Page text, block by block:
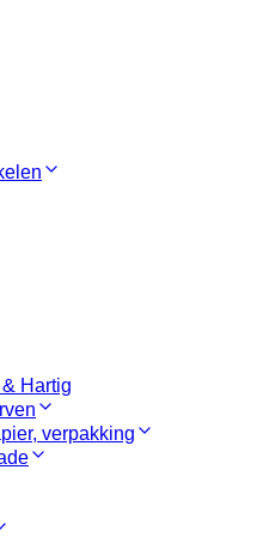
Hartig
verpakking